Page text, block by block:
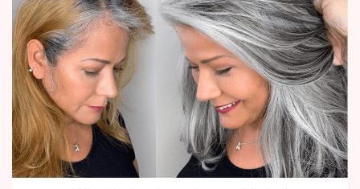
Seriály
Horoskopy
Sledujte prima+
Filmový festival Karlovy Vary